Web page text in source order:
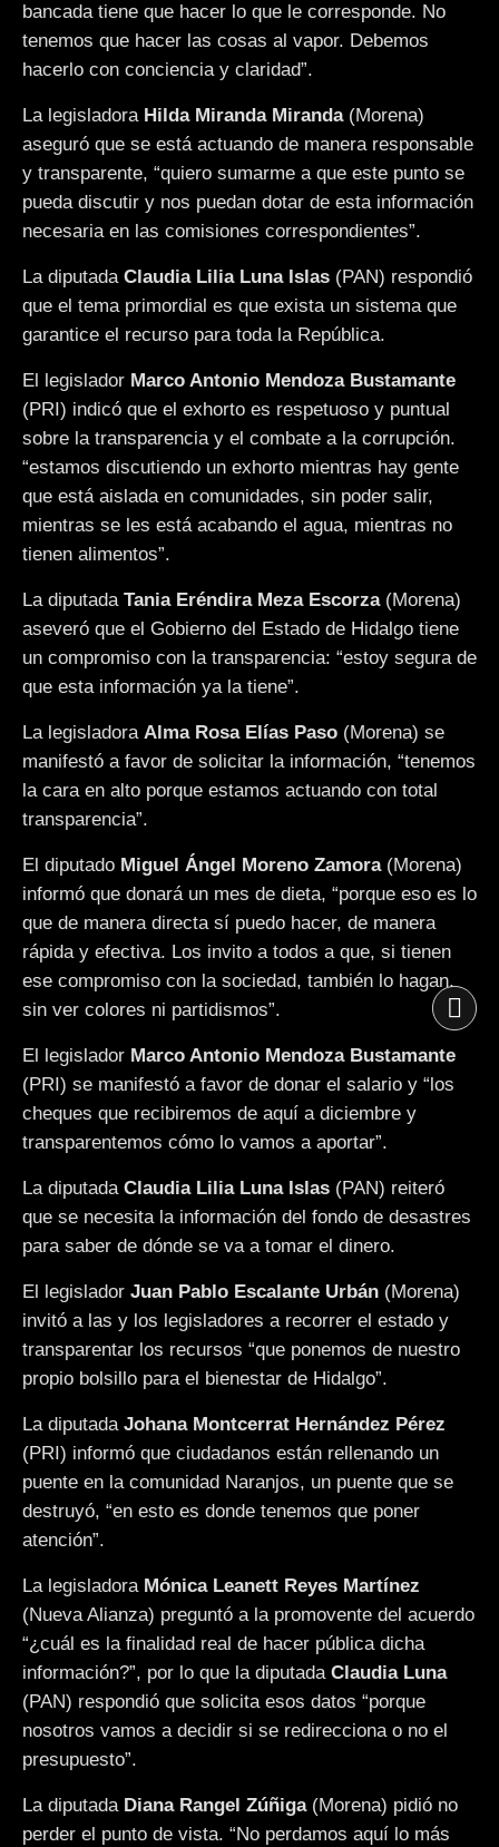
bancada tiene que hacer lo que le corresponde. No
tenemos que hacer las cosas al vapor. Debemos
hacerlo con conciencia y claridad”.
La legisladora Hilda Miranda Miranda(Morena)
aseguró que se está actuando de manera responsable
y transparente, “quiero sumarme a que este punto se
pueda discutir y nos puedan dotar de esta información
necesaria en las comisiones correspondientes”.
La diputada Claudia Lilia Luna Islas (PAN) respondió
que el tema primordial es que exista un sistema que
garantice el recurso para toda la República.
El legislador Marco Antonio Mendoza Bustamante
(PRI) indicó que el exhorto es respetuoso y puntual
sobre la transparencia y el combate a la corrupción.
“estamos discutiendo un exhorto mientras hay gente
que está aislada en comunidades, sin poder salir,
mientras se les está acabando el agua, mientras no
tienen alimentos”.
La diputada Tania Eréndira Meza Escorza(Morena)
aseveró que el Gobierno del Estado de Hidalgo tiene
un compromiso con la transparencia: “estoy segura de
que esta información ya la tiene”.
La legisladora Alma Rosa Elías Paso (Morena) se
manifestó a favor de solicitar la información, “tenemos
la cara en alto porque estamos actuando con total
transparencia”.
El diputado Miguel Ángel Moreno Zamora(Morena)
informó que donará un mes de dieta, “porque eso es lo
que de manera directa sí puedo hacer, de manera
rápida y efectiva. Los invito a todos a que, si tienen
ese compromiso con la sociedad, también lo hagan,
sin ver colores ni partidismos”.
El legislador Marco Antonio Mendoza Bustamante
(PRI) se manifestó a favor de donar el salario y “los
cheques que recibiremos de aquí a diciembre y
transparentemos cómo lo vamos a aportar”.
La diputada Claudia Lilia Luna Islas (PAN) reiteró
que se necesita la información del fondo de desastres
para saber de dónde se va a tomar el dinero.
El legislador Juan Pablo Escalante Urbán (Morena)
invitó a las y los legisladores a recorrer el estado y
transparentar los recursos “que ponemos de nuestro
propio bolsillo para el bienestar de Hidalgo”.
La diputada Johana Montcerrat Hernández Pérez
(PRI) informó que ciudadanos están rellenando un
puente en la comunidad Naranjos, un puente que se
destruyó, “en esto es donde tenemos que poner
atención”.
La legisladora Mónica Leanett Reyes Martínez
(Nueva Alianza) preguntó a la promovente del acuerdo
“¿cuál es la finalidad real de hacer pública dicha
información?”, por lo que la diputada Claudia Luna
(PAN) respondió que solicita esos datos “porque
nosotros vamos a decidir si se redirecciona o no el
presupuesto”.
La diputada Diana Rangel Zúñiga(Morena) pidió no
perder el punto de vista. “No perdamos aquí lo más